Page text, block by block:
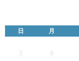
日 月
5
6